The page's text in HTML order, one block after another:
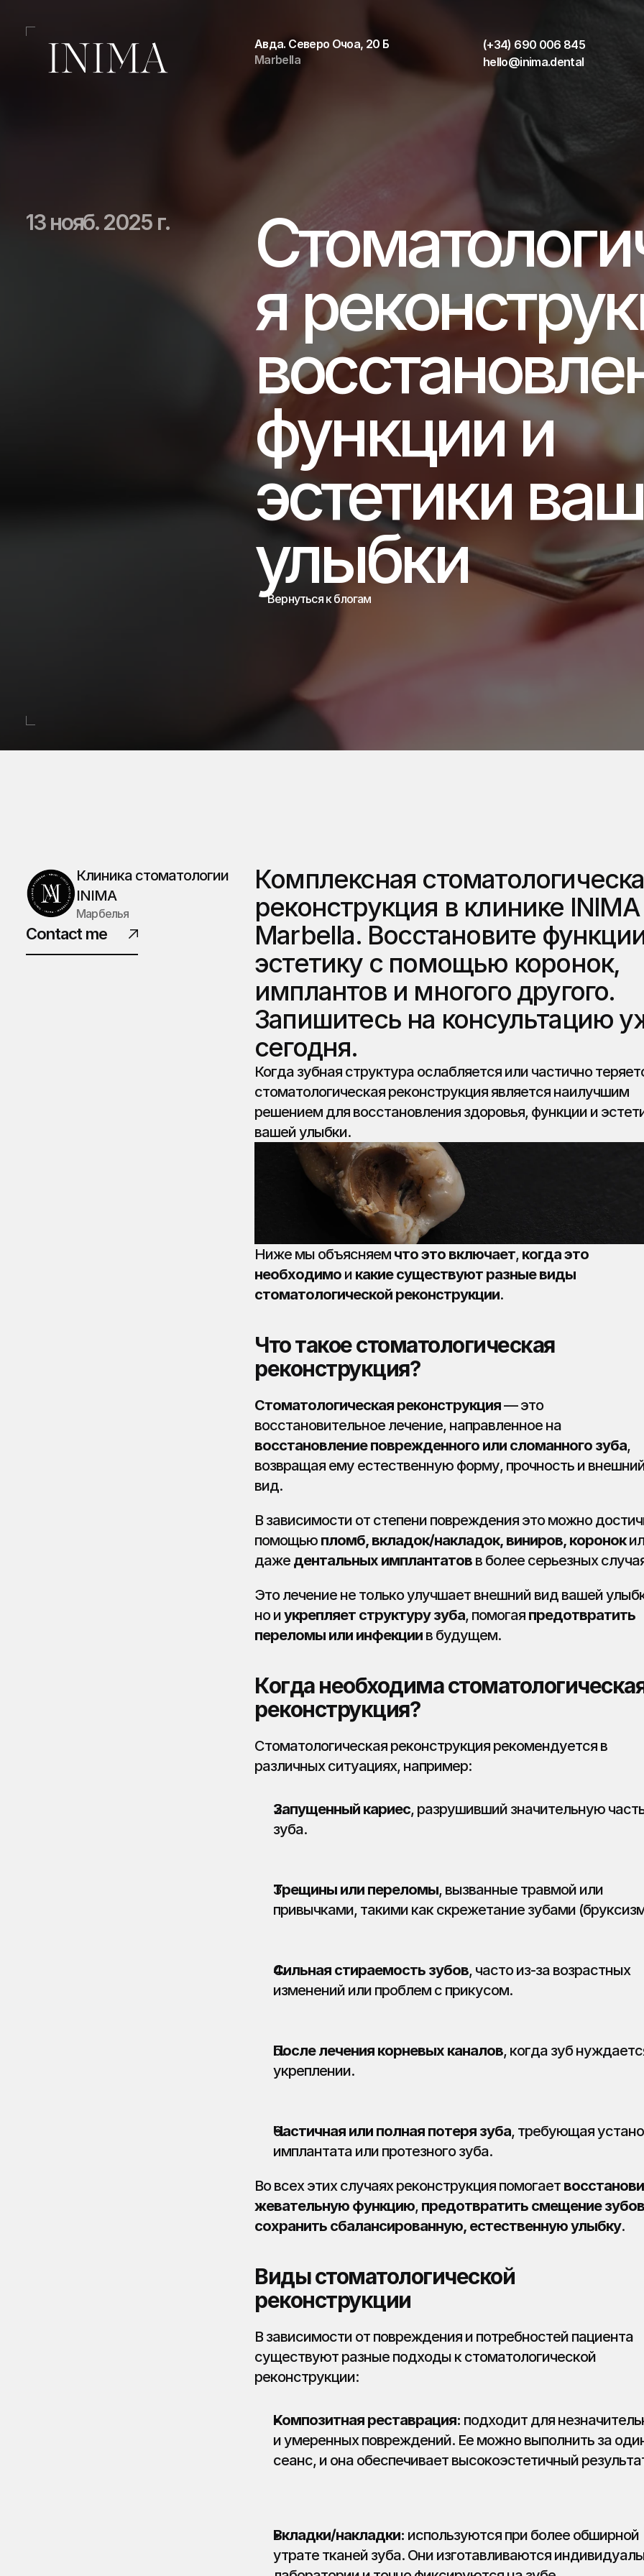
Авда. Северо Очоа, 20 Б
Marbella
(+34) 690 006 845
hello@inima.dental
13 нояб. 2025 г.
я
функции и
эстетики
улыбки
Вернуться к блогам
Клиника стоматологии
INIMA
Марбелья
Contact me
Комплексная
реконструкция в клинике INIMA
Marbella. Восстановите
эстетику с помощью коронок,
имплантов и многого другого.
Запишитесь на консультацию
сегодня.
Когда зубная структура ослабляется или частично
стоматологическая реконструкция является наилучшим
решением для восстановления здоровья, функции и
вашей улыбки.
Ниже мы объясняем что это включает, когда это
необходимо и какие существуют разные виды
стоматологической реконструкции.
Что такое стоматологическая
реконструкция?
Стоматологическая реконструкция — это
восстановление поврежденного или сломанного зуба,
возвращая ему естественную форму, прочность и
вид.
В зависимости от степени повреждения это можно
помощью пломб, вкладок/накладок, виниров, коронок
даже дентальных имплантатов в более серьезных
Это лечение не только улучшает внешний вид вашей
но и укрепляет структуру зуба, помогая предотвратить
переломы или инфекции в будущем.
Когда необходима
реконструкция?
Стоматологическая реконструкция рекомендуется в
различных ситуациях, например:
Запущенный кариес, разрушивший значительную
зуба.
Трещины или переломы, вызванные травмой или
привычками, такими как скрежетание зубами
Сильная стираемость зубов, часто из-за возрастных
изменений или проблем с прикусом.
После лечения корневых каналов, когда зуб
укреплении.
Частичная или полная потеря зуба, требующая
имплантата или протезного зуба.
Во всех этих случаях реконструкция помогает
жевательную функцию, предотвратить смещение зубов
сохранить сбалансированную, естественную улыбку.
Виды стоматологической
реконструкции
В зависимости от повреждения и потребностей пациента
существуют разные подходы к стоматологической
реконструкции:
Композитная реставрация: подходит для
и умеренных повреждений. Ее можно выполнить за
сеанс, и она обеспечивает высокоэстетичный
Вкладки/накладки: используются при более обширной
утрате тканей зуба. Они изготавливаются